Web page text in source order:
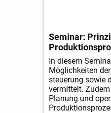
Seminar:
In diesem
Möglichkeiten
steuerung sowie
vermittelt.
Planung und